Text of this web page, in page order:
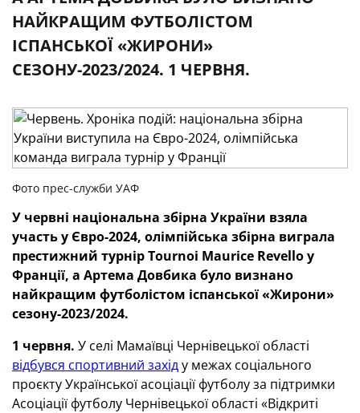
НАЙКРАЩИМ ФУТБОЛІСТОМ
ІСПАНСЬКОЇ «ЖИРОНИ»
СЕЗОНУ-2023/2024. 1 ЧЕРВНЯ.
Фото прес-служби УАФ
У червні національна збірна України взяла
участь у Євро-2024, олімпійська збірна виграла
престижний турнір Tournoi Maurice Revello у
Франції, а Артема Довбика було визнано
найкращим футболістом іспанської «Жирони»
сезону-2023/2024.
1 червня. У селі Мамаївці Чернівецької області
відбувся спортивний західу межах соціального
проєкту Української асоціації футболу за підтримки
Асоціації футболу Чернівецької області «Відкриті